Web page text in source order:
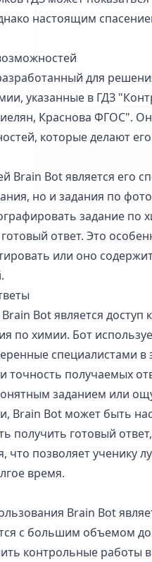
настоящим
для
указанные в ГДЗ
Краснова ФГОС".
которые делают
Brain Bot является его
но и задания по
задание по
ответ. Это
или оно
Bot является доступ
по химии. Бот
специалистами в
точность получаемых
заданием или
Brain Bot может быть
получить готовый
позволяет ученику
время.
Brain Bot
с большим объемом
контрольные работы